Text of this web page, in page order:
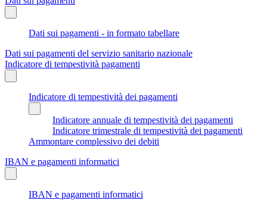
Dati sui pagamenti - in formato tabellare
Dati sui pagamenti del servizio sanitario nazionale
Indicatore di tempestività pagamenti
Indicatore di tempestività dei pagamenti
Indicatore annuale di tempestività dei pagamenti
Indicatore trimestrale di tempestività dei pagamenti
Ammontare complessivo dei debiti
IBAN e pagamenti informatici
IBAN e pagamenti informatici